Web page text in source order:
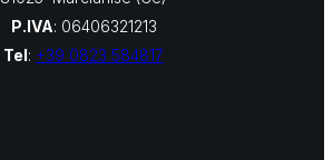
P.IVA: 06406321213
Tel: +39 0823 584817